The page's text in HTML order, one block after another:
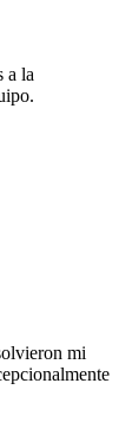
a la
mi